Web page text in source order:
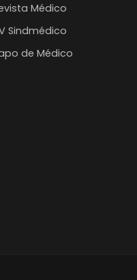
Médico
Sindmédico
de Médico